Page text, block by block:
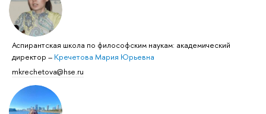
Аспирантская школа по философским наукам: академический
директор – Кречетова Мария Юрьевна
mkrechetova@hse.ru